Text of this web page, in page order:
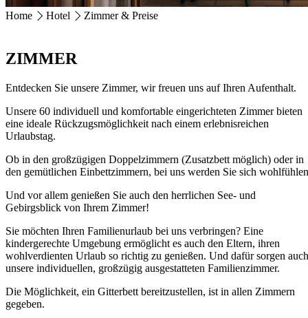
HOTEL MAGERL ***Superior
info@hotel-magerl.at
Home Hotel Zimmer & Preise
ZIMMER
Entdecken Sie unsere Zimmer, wir freuen uns auf Ihren Aufenthalt.
Unsere 60 individuell und komfortable eingerichteten Zimmer bieten
eine ideale Rückzugsmöglichkeit nach einem erlebnisreichen
Urlaubstag.
Ob in den großzügigen Doppelzimmern (Zusatzbett möglich) oder in
den gemütlichen Einbettzimmern, bei uns werden Sie sich
Und vor allem genießen Sie auch den herrlichen See- und
Gebirgsblick von Ihrem Zimmer!
Sie möchten Ihren Familienurlaub bei uns verbringen? Eine
kindergerechte Umgebung ermöglicht es auch den Eltern, ihren
wohlverdienten Urlaub so richtig zu genießen. Und dafür sorgen auch
unsere individuellen, großzügig ausgestatteten Familienzimmer.
Die Möglichkeit, ein Gitterbett bereitzustellen, ist in allen Zimmern
gegeben.